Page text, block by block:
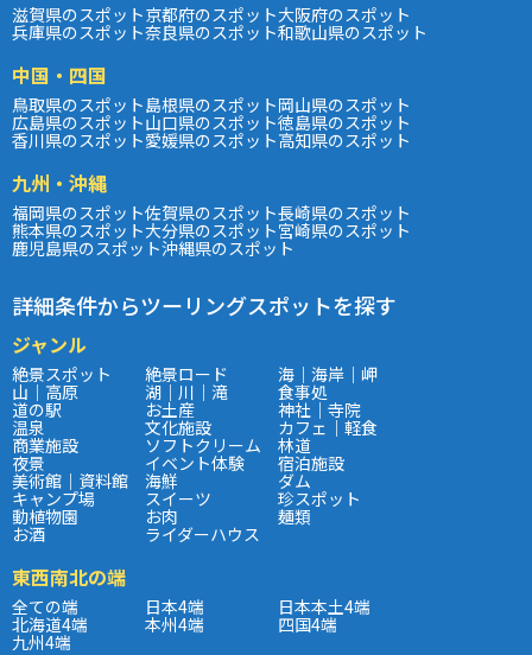
滋賀県のスポット京都府のスポット大阪府のスポット
兵庫県のスポット奈良県のスポット和歌山県のスポット
中国・四国
鳥取県のスポット島根県のスポット岡山県のスポット
広島県のスポット山口県のスポット徳島県のスポット
香川県のスポット愛媛県のスポット高知県のスポット
九州・沖縄
福岡県のスポット佐賀県のスポット長崎県のスポット
熊本県のスポット大分県のスポット宮崎県のスポット
鹿児島県のスポット沖縄県のスポット
詳細条件からツーリングスポットを探す
ジャンル
絶景スポット 絶景ロード 海｜海岸｜岬
山｜高原 湖｜川｜滝 食事処
道の駅 お土産 神社｜寺院
温泉 文化施設 カフェ｜軽食
商業施設 ソフトクリーム 林道
夜景 イベント体験 宿泊施設
美術館｜資料館 海鮮 ダム
キャンプ場 スイーツ 珍スポット
動植物園 お肉 麺類
お酒 ライダーハウス
東西南北の端
全ての端 日本4端 日本本土4端
北海道4端 本州4端 四国4端
九州4端